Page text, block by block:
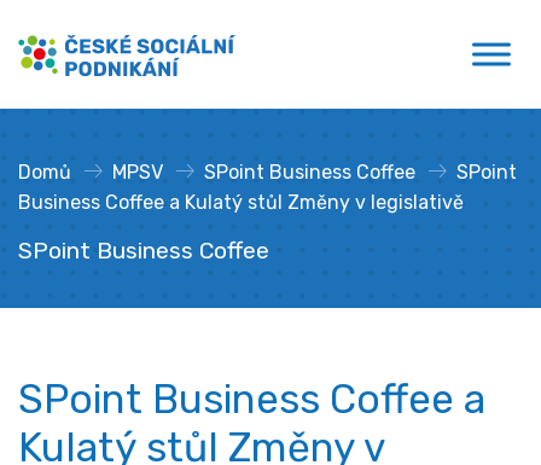
obsahu
České sociální podnikání
Domů » MPSV » SPoint Business Coffee »
SPoint
Business Coffee a Kulatý stůl Změny v legislativě
SPoint Business Coffee
SPoint Business Coffee a
Kulatý stůl Změny v